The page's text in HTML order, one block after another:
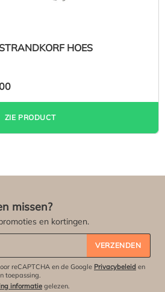
HOES
ZIE PRODUCT
missen?
en kortingen.
VERZENDEN
reCAPTCHA en de Google Privacybeleid en
toepassing.
informatie gelezen.